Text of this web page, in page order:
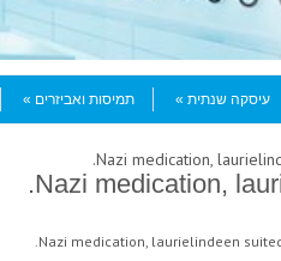
עיסקה שנתית תמיסות ואביזרים
Nazi medication,
Nazi medication, laurielindeen